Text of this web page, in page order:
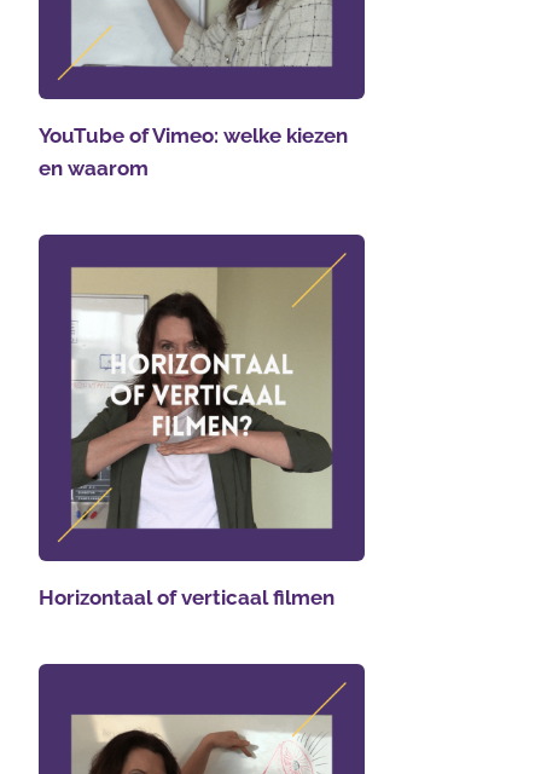
YouTube of Vimeo: welke kiezen
en waarom
Horizontaal of verticaal filmen